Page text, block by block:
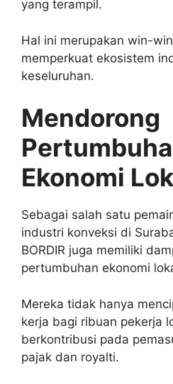
yang terampil.
Hal ini merupakan win-
memperkuat ekosistem
keseluruhan.
Mendorong
Ekonomi
Sebagai salah satu
industri konveksi di
BORDIR juga memiliki
pertumbuhan ekonomi
Mereka tidak hanya
kerja bagi ribuan pekerja
berkontribusi pada
pajak dan royalti.